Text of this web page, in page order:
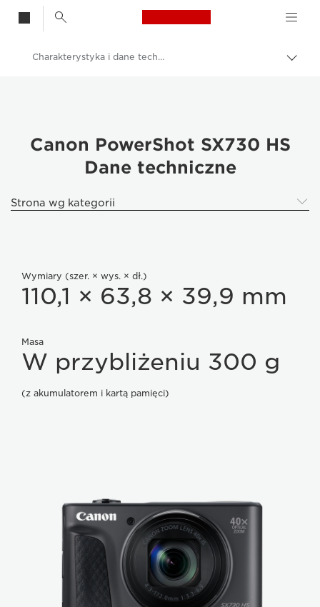
Canon Logo, back
PowerShot SX730 HS
Charakterystyka i dane techniczne – PowerShot SX730 HS
Canon PowerShot SX730 HS
Dane techniczne
Strona wg kategorii
Wymiary (szer. × wys. × dł.)
110,1 × 63,8 × 39,9 mm
Masa
W przybliżeniu 300 g
(z akumulatorem i kartą pamięci)